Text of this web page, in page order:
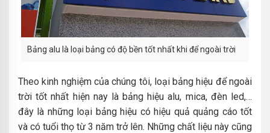
Bảng alu là loại bảng có độ bền tốt nhất khi để ngoài trời
Theo kinh nghiệm của chúng tôi, loại bảng hiệu để ngoài
trời tốt nhất hiện nay là bảng hiệu alu, mica, đèn led,…
đây là những loại bảng hiệu có hiệu quả quảng cáo tốt
và có tuổi thọ từ 3 năm trở lên. Những chất liệu này cũng